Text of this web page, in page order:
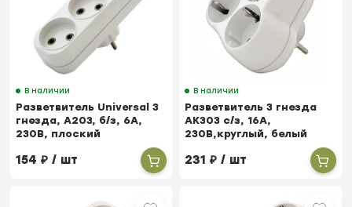
В наличии
Разветвитель Universal 3
гнезда, А203, б/з, 6А,
230В, плоский
154₽ / шт
В наличии
Разветвитель 3 гнезда
АК303 с/з, 16А,
230В,круглый, белый
231₽ / шт